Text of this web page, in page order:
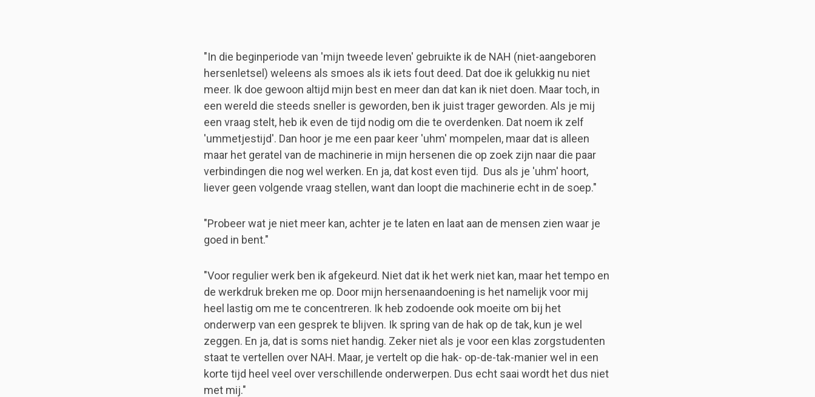
"In die beginperiode van 'mijn tweede leven' gebruikte ik de NAH (niet-aangeboren
hersenletsel) weleens als smoes als ik iets fout deed. Dat doe ik gelukkig nu niet
meer. Ik doe gewoon altijd mijn best en meer dan dat kan ik niet doen. Maar toch, in
een wereld die steeds sneller is geworden, ben ik juist trager geworden. Als je mij
een vraag stelt, heb ik even de tijd nodig om die te overdenken. Dat noem ik zelf
'ummetjestijd'. Dan hoor je me een paar keer 'uhm' mompelen, maar dat is alleen
maar het geratel van de machinerie in mijn hersenen die op zoek zijn naar die paar
verbindingen die nog wel werken. En ja, dat kost even tijd. Dus als je 'uhm' hoort,
liever geen volgende vraag stellen, want dan loopt die machinerie echt in de soep."
"Probeer wat je niet meer kan, achter je te laten en laat aan de mensen zien waar je
goed in bent."
"Voor regulier werk ben ik afgekeurd. Niet dat ik het werk niet kan, maar het tempo en
de werkdruk breken me op. Door mijn hersenaandoening is het namelijk voor mij
heel lastig om me te concentreren. Ik heb zodoende ook moeite om bij het
onderwerp van een gesprek te blijven. Ik spring van de hak op de tak, kun je wel
zeggen. En ja, dat is soms niet handig. Zeker niet als je voor een klas zorgstudenten
staat te vertellen over NAH. Maar, je vertelt op die hak- op-de-tak-manier wel in een
korte tijd heel veel over verschillende onderwerpen. Dus echt saai wordt het dus niet
met mij."